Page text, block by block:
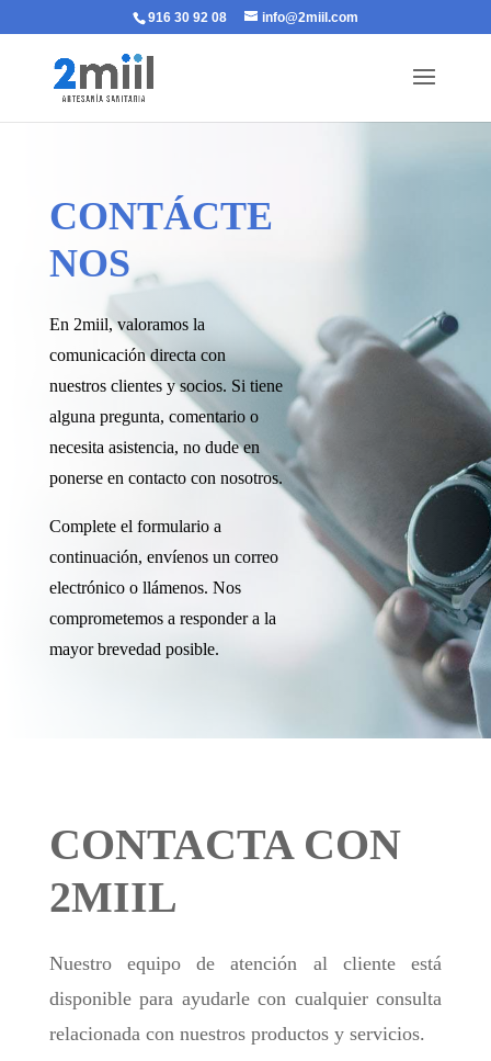
916 30 92 08 info@2miil.com
CONTÁCTE
NOS
En 2miil, valoramos la
comunicación directa con
nuestros clientes y socios. Si tiene
alguna pregunta, comentario o
necesita asistencia, no dude en
ponerse en contacto con nosotros.
Complete el formulario a
continuación, envíenos un correo
electrónico o llámenos. Nos
comprometemos a responder a la
mayor brevedad posible.
CONTACTA CON
2MIIL
Nuestro equipo de atención al cliente está
disponible para ayudarle con cualquier consulta
relacionada con nuestros productos y servicios.